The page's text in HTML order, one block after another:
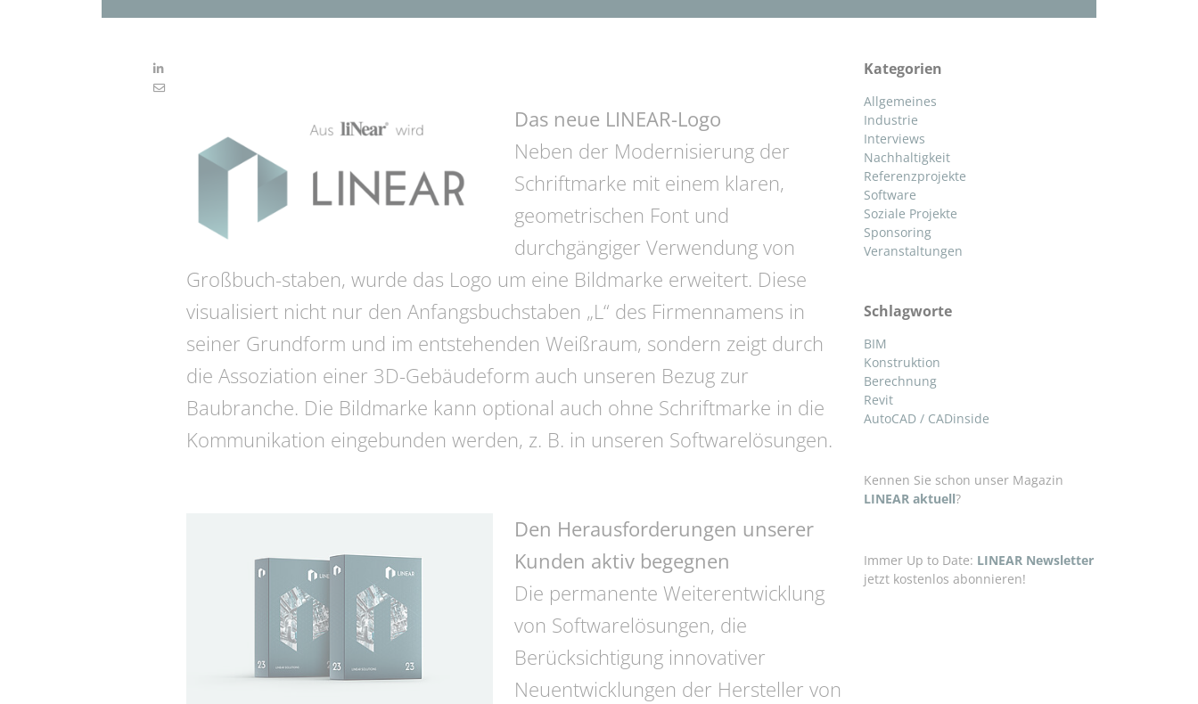
Das neue LINEAR-Logo
Neben der Modernisierung der
Schriftmarke mit einem klaren,
geometrischen Font und
durchgängiger Verwendung von
Großbuch-staben, wurde das Logo um eine Bildmarke erweitert. Diese
visualisiert nicht nur den Anfangsbuchstaben „L“ des Firmennamens in
seiner Grundform und im entstehenden Weißraum, sondern zeigt durch
die Assoziation einer 3D-Gebäudeform auch unseren Bezug zur
Baubranche. Die Bildmarke kann optional auch ohne Schriftmarke in die
Kommunikation eingebunden werden, z. B. in unseren Softwarelösungen.
Den Herausforderungen unserer
Kunden aktiv begegnen
Die permanente Weiterentwicklung
von Softwarelösungen, die
Berücksichtigung innovativer
Neuentwicklungen der Hersteller von
Kategorien
Allgemeines
Industrie
Interviews
Nachhaltigkeit
Referenzprojekte
Software
Soziale Projekte
Sponsoring
Veranstaltungen
Schlagworte
BIM
Konstruktion
Berechnung
Revit
AutoCAD / CADinside
Kennen Sie schon unser Magazin
LINEAR aktuell?
Immer Up to Date: LINEAR Newsletter
jetzt kostenlos abonnieren!